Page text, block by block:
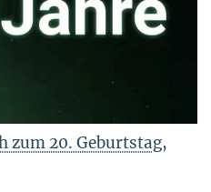
zum 20. Geburtstag,